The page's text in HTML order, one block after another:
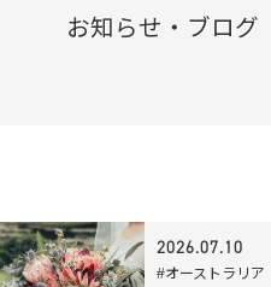
お知らせ・ブログ
2026.07.10
#オーストラリア